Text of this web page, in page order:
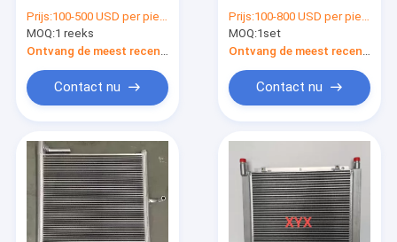
Elektrische Gebruik
van het Ventilator
Hydraulische
Systeem
Prijs:100-500 USD per piece
MOQ:1 reeks
Contact nu
Pressure Resistant
van de Olieradiator
Prijs:100-800 USD per piece
MOQ:1set
Contact nu